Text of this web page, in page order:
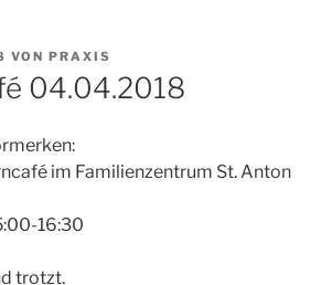
VON PRAXIS
04.04.2018
im Familienzentrum St. Anton
16:30
trotzt.